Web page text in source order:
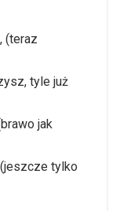
(teraz
tyle już
jak
tylko